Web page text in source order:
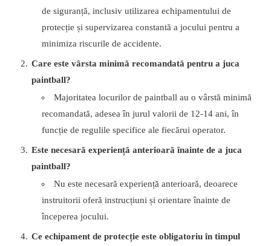
de siguranță, inclusiv utilizarea echipamentului de
protecție și supervizarea constantă a jocului pentru a
minimiza riscurile de accidente.
Care este vârsta minimă recomandată pentru a juca
paintball?
Majoritatea locurilor de paintball au o vârstă minimă
recomandată, adesea în jurul valorii de 12-14 ani, în
funcție de regulile specifice ale fiecărui operator.
Este necesară experiență anterioară înainte de a juca
paintball?
Nu este necesară experiență anterioară, deoarece
instruitorii oferă instrucțiuni și orientare înainte de
începerea jocului.
Ce echipament de protecție este obligatoriu în timpul